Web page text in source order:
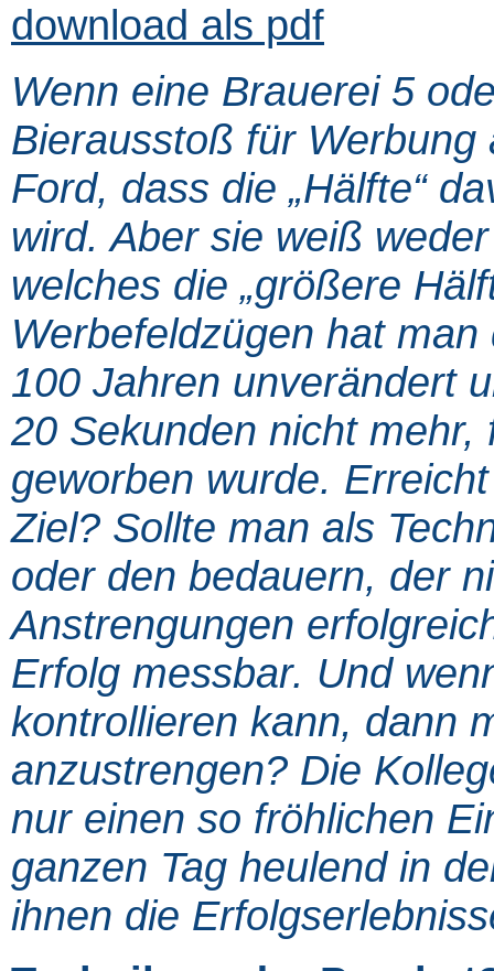
download als pdf
Wenn eine Brauerei 5
Bierausstoß für
Ford, dass die „Hälfte“
wird. Aber sie weiß
welches die „größere
Werbefeldzügen hat
100 Jahren unverändert
20 Sekunden nicht
geworben wurde.
Ziel? Sollte man als
oder den bedauern, der
Anstrengungen
Erfolg messbar. Und
kontrollieren kann, dann
anzustrengen? Die
nur einen so fröhlichen
ganzen Tag heulend in
ihnen die